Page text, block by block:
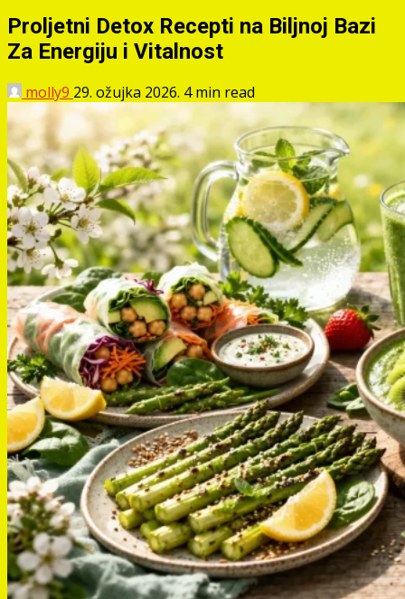
Proljetni Detox Recepti na Biljnoj Bazi
Za Energiju i Vitalnost
molly9 29. ožujka 2026. 4 min read